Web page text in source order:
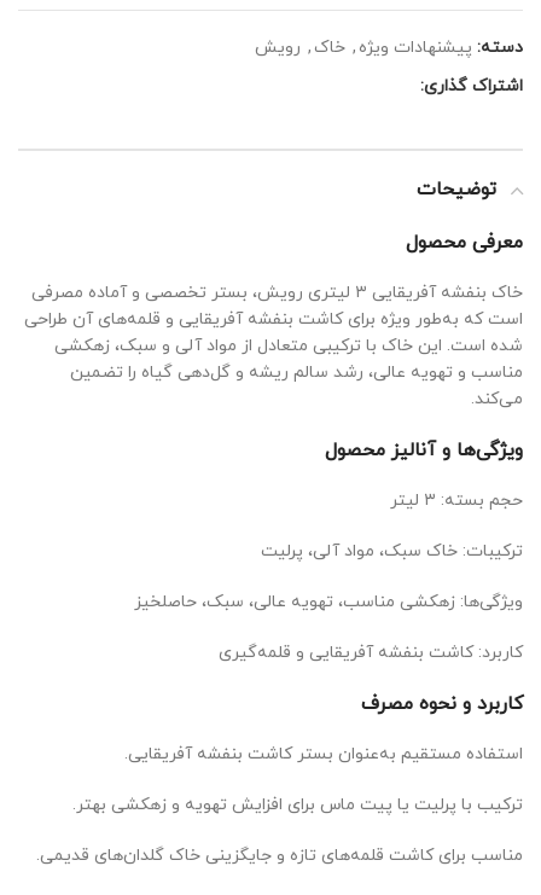
دسته: پیشنهادات ویژه , خاک , رویش
اشتراک گذاری:
توضیحات
معرفی محصول
خاک بنفشه آفریقایی ۳ لیتری رویش، بستر تخصصی و آماده مصرفی
است که به‌طور ویژه برای کاشت بنفشه آفریقایی و قلمه‌های آن طراحی
شده است. این خاک با ترکیبی متعادل از مواد آلی و سبک، زهکشی
مناسب و تهویه عالی، رشد سالم ریشه و گل‌دهی گیاه را تضمین
می‌کند.
ویژگی‌ها و آنالیز محصول
حجم بسته: ۳ لیتر
ترکیبات: خاک سبک، مواد آلی، پرلیت
ویژگی‌ها: زهکشی مناسب، تهویه عالی، سبک، حاصلخیز
کاربرد: کاشت بنفشه آفریقایی و قلمه‌گیری
کاربرد و نحوه مصرف
استفاده مستقیم به‌عنوان بستر کاشت بنفشه آفریقایی.
ترکیب با پرلیت یا پیت ماس برای افزایش تهویه و زهکشی بهتر.
مناسب برای کاشت قلمه‌های تازه و جایگزینی خاک گلدان‌های قدیمی.